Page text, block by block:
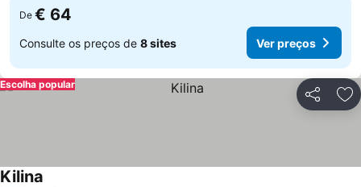
De € 64
Consulte os preços de 8 sites Ver preços
Partilhar
Escolha popular
Kilina